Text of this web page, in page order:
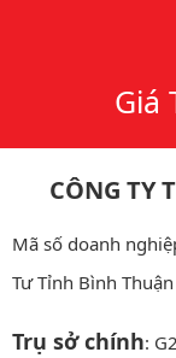
Giá
CÔNG TY
Mã số doanh
Tư Tỉnh Bình
Trụ sở chính: